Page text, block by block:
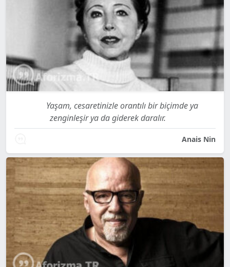
Yaşam, cesaretinizle orantılı bir biçimde ya
zenginleşir ya da giderek daralır.
Anais Nin